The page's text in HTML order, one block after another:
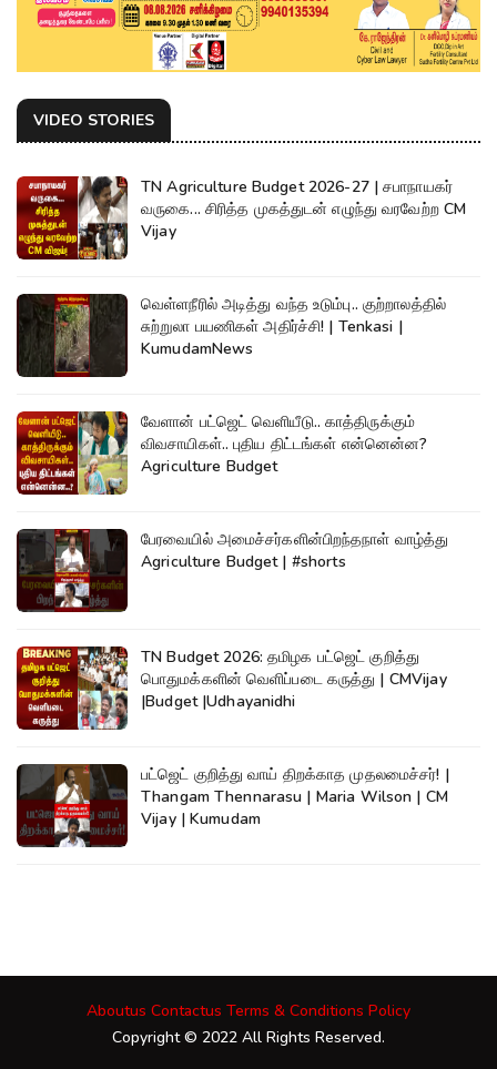
VIDEO STORIES
TN Agriculture Budget 2026-27 | சபாநாயகர்
வருகை... சிரித்த முகத்துடன் எழுந்து வரவேற்ற CM
Vijay
வெள்ளநீரில் அடித்து வந்த உடும்பு.. குற்றாலத்தில்
சுற்றுலா பயணிகள் அதிர்ச்சி! | Tenkasi |
KumudamNews
வேளான் பட்ஜெட் வெளியீடு.. காத்திருக்கும்
விவசாயிகள்.. புதிய திட்டங்கள் என்னென்ன?
Agriculture Budget
பேரவையில் அமைச்சர்களின்பிறந்தநாள் வாழ்த்து
Agriculture Budget | #shorts
TN Budget 2026: தமிழக பட்ஜெட் குறித்து
பொதுமக்களின் வெளிப்படை கருத்து | CMVijay
|Budget |Udhayanidhi
பட்ஜெட் குறித்து வாய் திறக்காத முதலமைச்சர்! |
Thangam Thennarasu | Maria Wilson | CM
Vijay | Kumudam
Aboutus Contactus Terms & Conditions Policy
Copyright © 2022 All Rights Reserved.